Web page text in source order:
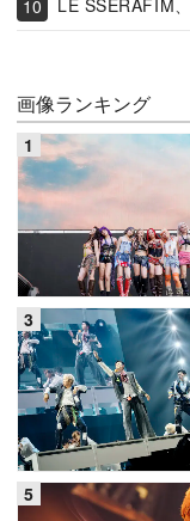
LE SSERAFIM
画像ランキング